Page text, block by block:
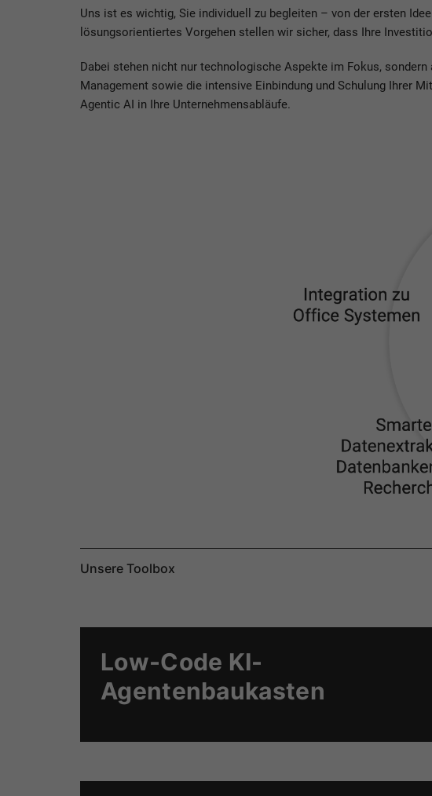
Uns ist es wichtig, Sie individuell zu begleiten – von der ersten
lösungsorientiertes Vorgehen stellen wir sicher, dass Ihre
Dabei stehen nicht nur technologische Aspekte im Fokus,
Management sowie die intensive Einbindung und Schulung Ihrer
Agentic AI in Ihre Unternehmensabläufe.
Unsere Toolbox
Low-Code KI-
Agentenbaukasten